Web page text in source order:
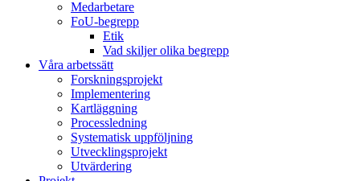
Medarbetare
FoU-begrepp
Etik
Vad skiljer olika begrepp
Våra arbetssätt
Forskningsprojekt
Implementering
Kartläggning
Processledning
Systematisk uppföljning
Utvecklingsprojekt
Utvärdering